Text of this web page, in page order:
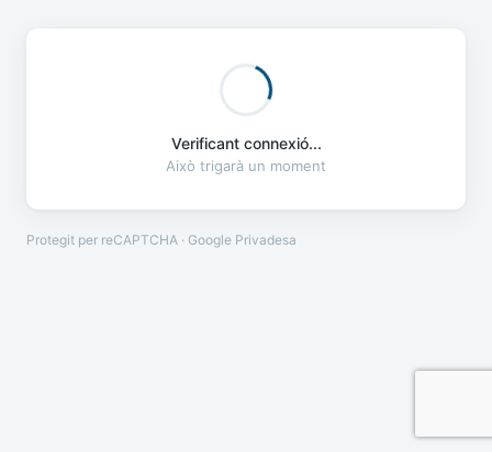
Verificant connexió...
Això trigarà un moment
Protegit per reCAPTCHA · Google Privadesa